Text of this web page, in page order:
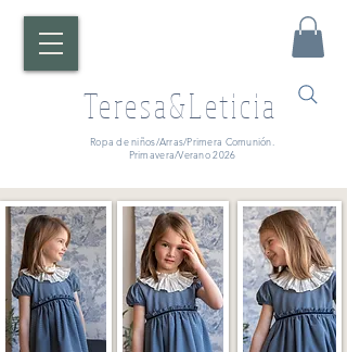
Teresa&Leticia
Ropa de niños/Arras/Primera Comunión.
Primavera/Verano 2026